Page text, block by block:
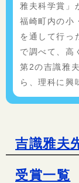
雅夫科学賞」
福崎町内の小
を通して行っ
で調べて、高
第2の吉識雅
ら、理科に興
吉識雅夫
受賞一覧